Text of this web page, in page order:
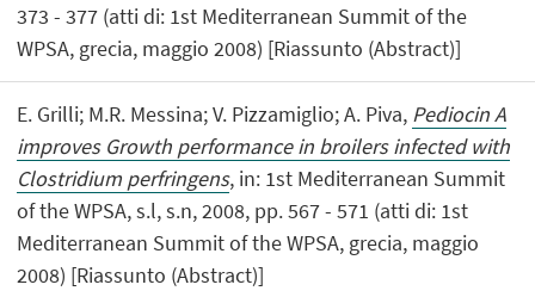
373 - 377 (atti di: 1st Mediterranean Summit of the
WPSA, grecia, maggio 2008) [Riassunto (Abstract)]
E. Grilli; M.R. Messina; V. Pizzamiglio; A. Piva, Pediocin A
improves Growth performance in broilers infected with
Clostridium perfringens, in: 1st Mediterranean Summit
of the WPSA, s.l, s.n, 2008, pp. 567 - 571 (atti di: 1st
Mediterranean Summit of the WPSA, grecia, maggio
2008) [Riassunto (Abstract)]